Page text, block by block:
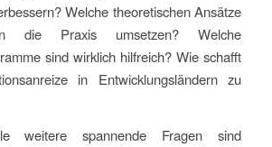
Welche theoretischen Ansätze
die Praxis umsetzen? Welche
sind wirklich hilfreich? Wie schafft
in Entwicklungsländern zu
weitere spannende Fragen sind